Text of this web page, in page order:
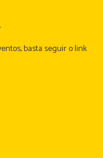
basta seguir o link